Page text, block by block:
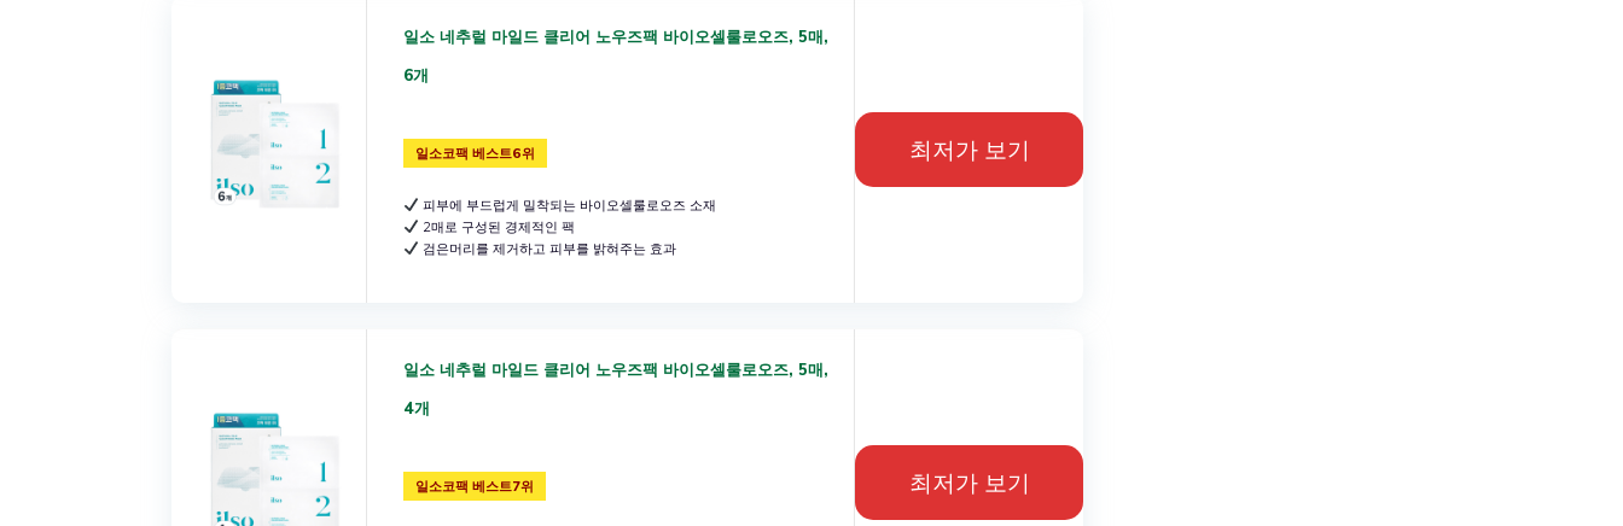
일소 네추럴 마일드 클리어 노우즈팩 바이오셀룰로오즈, 5매,
6개
일소코팩 베스트6위
피부에 부드럽게 밀착되는 바이오셀룰로오즈 소재
2매로 구성된 경제적인 팩
검은머리를 제거하고 피부를 밝혀주는 효과
최저가 보기
일소 네추럴 마일드 클리어 노우즈팩 바이오셀룰로오즈, 5매,
4개
일소코팩 베스트7위 최저가 보기